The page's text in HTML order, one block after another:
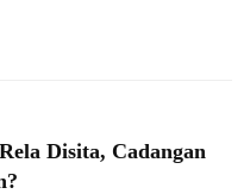
Disita, Cadangan